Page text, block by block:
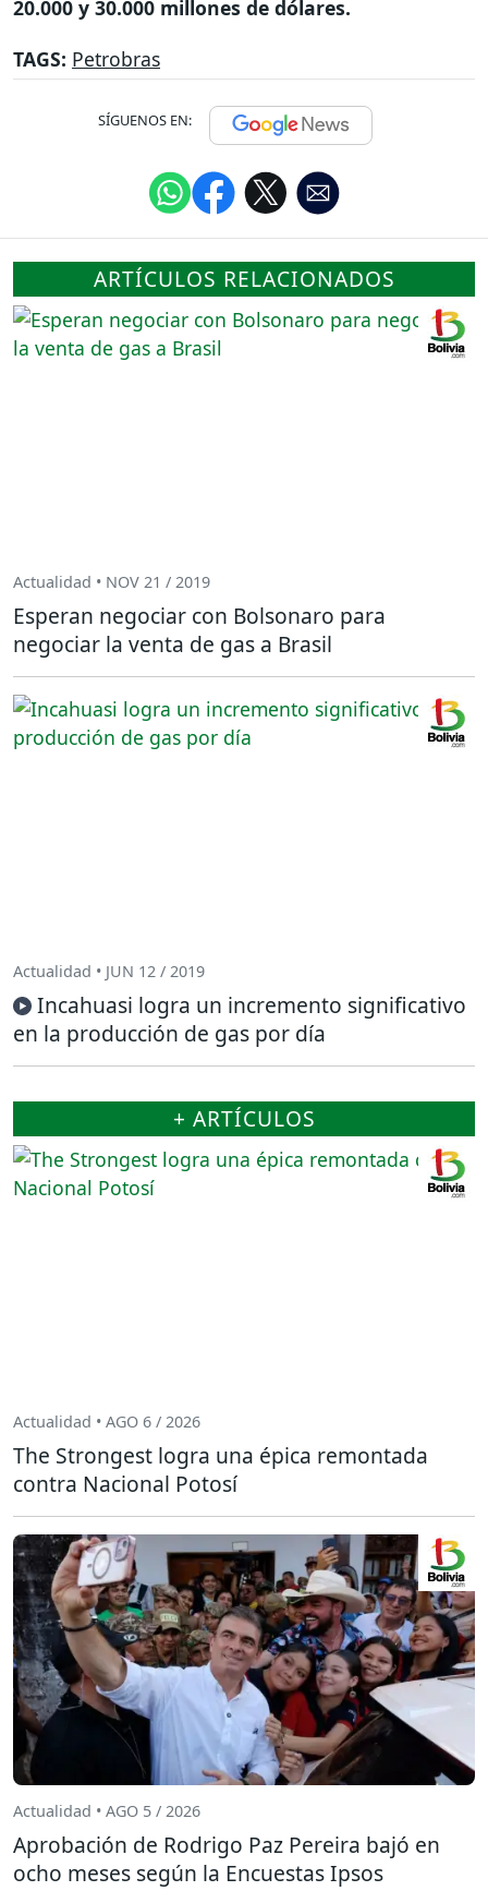
20.000 y 30.000 millones de dólares.
TAGS: Petrobras
SÍGUENOS EN:
ARTÍCULOS RELACIONADOS
Actualidad • NOV 21 / 2019
Esperan negociar con Bolsonaro para
negociar la venta de gas a Brasil
Actualidad • JUN 12 / 2019
Incahuasi logra un incremento significativo
en la producción de gas por día
+ ARTÍCULOS
Actualidad • AGO 6 / 2026
The Strongest logra una épica remontada
contra Nacional Potosí
Actualidad • AGO 5 / 2026
Aprobación de Rodrigo Paz Pereira bajó en
ocho meses según la Encuestas Ipsos